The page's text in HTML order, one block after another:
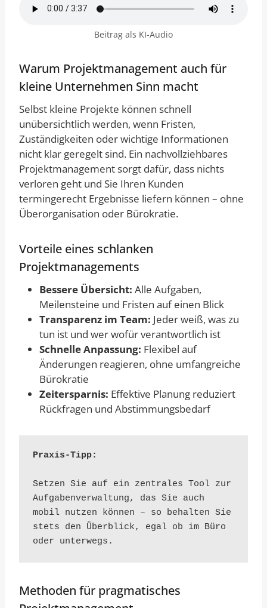
Beitrag als KI-Audio
Warum Projektmanagement auch für
kleine Unternehmen Sinn macht
Selbst kleine Projekte können schnell
unübersichtlich werden, wenn Fristen,
Zuständigkeiten oder wichtige Informationen
nicht klar geregelt sind. Ein nachvollziehbares
Projektmanagement sorgt dafür, dass nichts
verloren geht und Sie Ihren Kunden
termingerecht Ergebnisse liefern können – ohne
Überorganisation oder Bürokratie.
Vorteile eines schlanken
Projektmanagements
Bessere Übersicht: Alle Aufgaben,
Meilensteine und Fristen auf einen Blick
Transparenz im Team: Jeder weiß, was zu
tun ist und wer wofür verantwortlich ist
Schnelle Anpassung: Flexibel auf
Änderungen reagieren, ohne umfangreiche
Bürokratie
Zeitersparnis: Effektive Planung reduziert
Rückfragen und Abstimmungsbedarf
Praxis-Tipp:
Setzen Sie auf ein zentrales Tool zur
Aufgabenverwaltung, das Sie auch
mobil nutzen können – so behalten Sie
stets den Überblick, egal ob im Büro
oder unterwegs.
Methoden für pragmatisches